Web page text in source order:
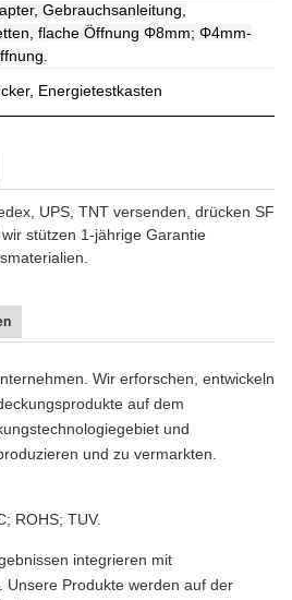
Gebrauchsanleitung,
flache Öffnung Φ8mm; Φ4mm-
Energietestkasten
UPS, TNT versenden, drücken SF
stützen 1-jährige Garantie
Wir erforschen, entwickeln
auf dem
und
und zu vermarkten.
ROHS; TUV.
integrieren mit
Unsere Produkte werden auf der